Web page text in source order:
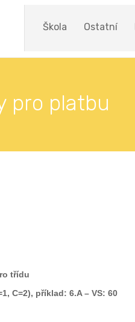
Škola Ostatní
pro platbu
třídu
C=2), příklad: 6.A – VS: 60